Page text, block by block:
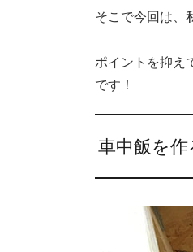
そこで今回は、
ポイントを抑え
です！
車中飯を